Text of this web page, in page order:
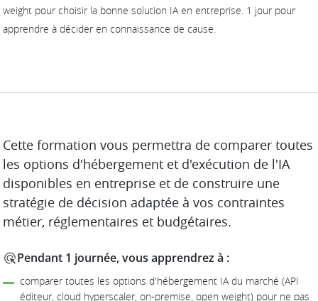
weight pour choisir la bonne solution IA en entreprise. 1 jour pour
apprendre à décider en connaissance de cause.
DESCRIPTION
Cette formation vous permettra de comparer toutes
les options d'hébergement et d'exécution de l'IA
disponibles en entreprise et de construire une
stratégie de décision adaptée à vos contraintes
métier, réglementaires et budgétaires.
Pendant 1 journée, vous apprendrez à :
comparer toutes les options d'hébergement IA du marché (API
éditeur, cloud hyperscaler, on-premise, open weight) pour ne pas